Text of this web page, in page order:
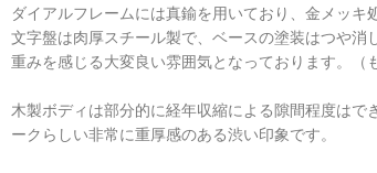
ダイアルフレームには真鍮を用いており、金メッ
文字盤は肉厚スチール製で、ベースの塗装はつや
重みを感じる大変良い雰囲気となっております。（
木製ボディは部分的に経年収縮による隙間程度は
ークらしい非常に重厚感のある渋い印象です。